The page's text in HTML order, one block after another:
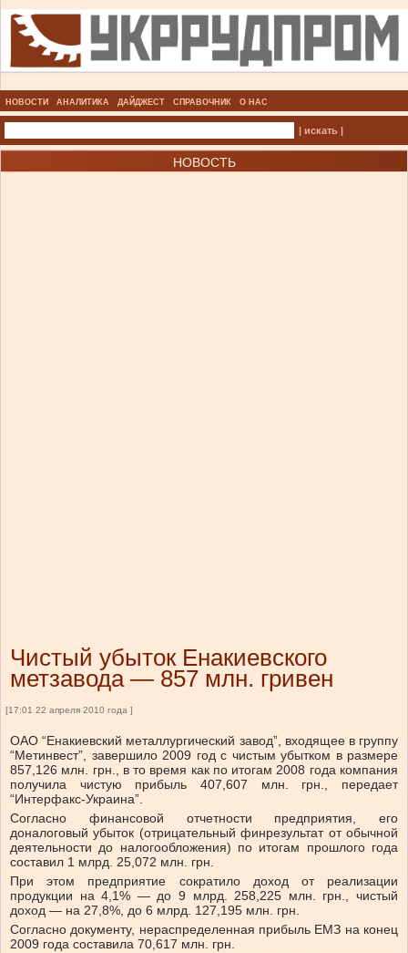
НОВОСТИ АНАЛИТИКА ДАЙДЖЕСТ СПРАВОЧНИК О НАС
| искать |
НОВОСТЬ
Чистый убыток Енакиевского
метзавода — 857 млн. гривен
[17:01 22 апреля 2010 года ]
ОАО “Енакиевский металлургический завод”, входящее в группу
“Метинвест”, завершило 2009 год с чистым убытком в размере
857,126 млн. грн., в то время как по итогам 2008 года компания
получила чистую прибыль 407,607 млн. грн., передает
“Интерфакс-Украина”.
Согласно финансовой отчетности предприятия, его
доналоговый убыток (отрицательный финрезультат от обычной
деятельности до налогообложения) по итогам прошлого года
составил 1 млрд. 25,072 млн. грн.
При этом предприятие сократило доход от реализации
продукции на 4,1% — до 9 млрд. 258,225 млн. грн., чистый
доход — на 27,8%, до 6 млрд. 127,195 млн. грн.
Согласно документу, нераспределенная прибыль ЕМЗ на конец
2009 года составила 70,617 млн. грн.